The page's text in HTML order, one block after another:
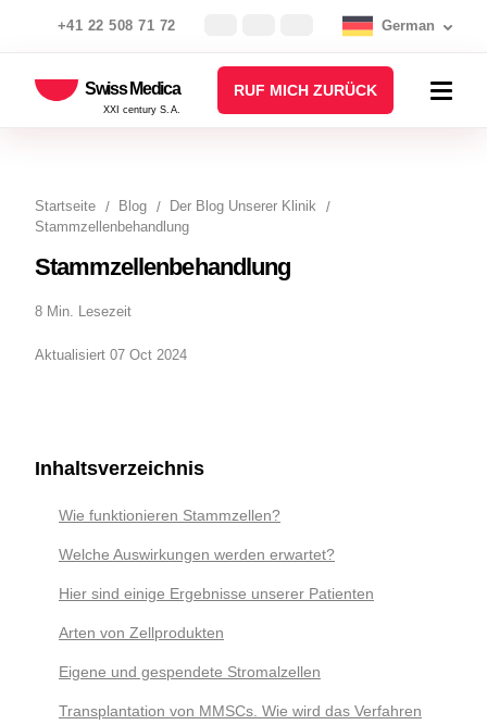
+41 22 508 71 72 German
Swiss Medica
XXI century S.A.
RUF MICH ZURÜCK
Startseite Blog
Der Blog Unserer Klinik
Stammzellenbehandlung
Stammzellenbehandlung
8 Min. Lesezeit
Aktualisiert 07 Oct 2024
Inhaltsverzeichnis
Wie funktionieren Stammzellen?
Welche Auswirkungen werden erwartet?
Hier sind einige Ergebnisse unserer Patienten
Arten von Zellprodukten
Eigene und gespendete Stromalzellen
Transplantation von MMSCs. Wie wird das Verfahren